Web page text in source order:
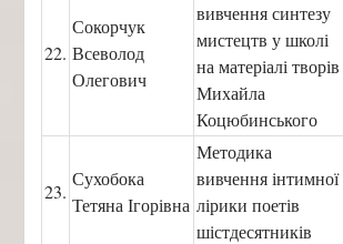
22.
Сокорчук
Всеволод
Олегович
вивчення синтезу
мистецтв у школі
на матеріалі творів
Михайла
Коцюбинського
23.
Сухобока
Тетяна Ігорівна
Методика
вивчення інтимної
лірики поетів
шістдесятників